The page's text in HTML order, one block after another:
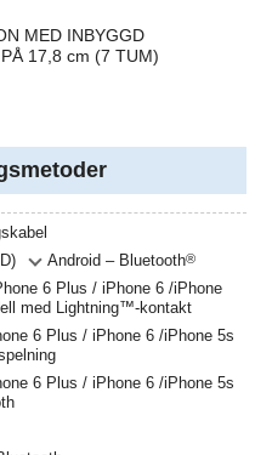
MED INBYGGD
17,8 cm (7 TUM)
Android – Bluetooth®
6 Plus / iPhone 6 /iPhone
med Lightning™-kontakt
6 Plus / iPhone 6 /iPhone 5s
6 Plus / iPhone 6 /iPhone 5s